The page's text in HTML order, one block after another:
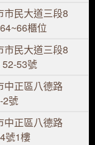
市民大道三段8
櫃位
市民大道三段8
53號
中正區八德路
2號
中正區八德路
號1樓